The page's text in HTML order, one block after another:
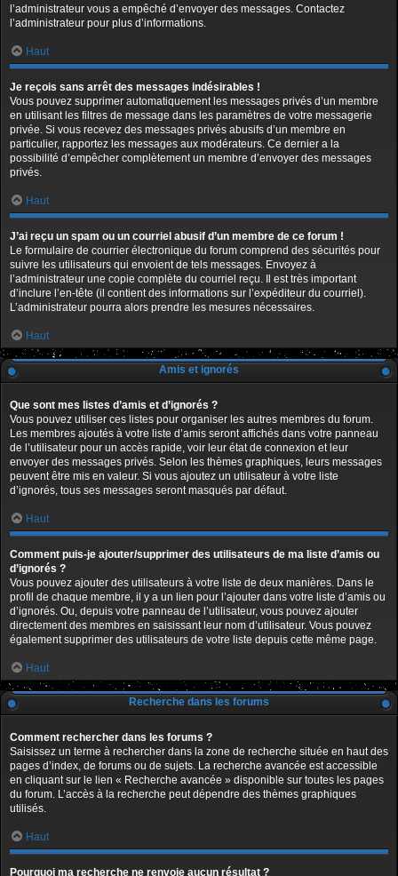
l’administrateur vous a empêché d’envoyer des messages. Contactez
l’administrateur pour plus d’informations.
Haut
Je reçois sans arrêt des messages indésirables !
Vous pouvez supprimer automatiquement les messages privés d’un membre
en utilisant les filtres de message dans les paramètres de votre messagerie
privée. Si vous recevez des messages privés abusifs d’un membre en
particulier, rapportez les messages aux modérateurs. Ce dernier a la
possibilité d’empêcher complètement un membre d’envoyer des messages
privés.
Haut
J’ai reçu un spam ou un courriel abusif d’un membre de ce forum !
Le formulaire de courrier électronique du forum comprend des sécurités pour
suivre les utilisateurs qui envoient de tels messages. Envoyez à
l’administrateur une copie complète du courriel reçu. Il est très important
d’inclure l’en-tête (il contient des informations sur l’expéditeur du courriel).
L’administrateur pourra alors prendre les mesures nécessaires.
Haut
Amis et ignorés
Que sont mes listes d’amis et d’ignorés ?
Vous pouvez utiliser ces listes pour organiser les autres membres du forum.
Les membres ajoutés à votre liste d’amis seront affichés dans votre panneau
de l’utilisateur pour un accès rapide, voir leur état de connexion et leur
envoyer des messages privés. Selon les thèmes graphiques, leurs messages
peuvent être mis en valeur. Si vous ajoutez un utilisateur à votre liste
d’ignorés, tous ses messages seront masqués par défaut.
Haut
Comment puis-je ajouter/supprimer des utilisateurs de ma liste d’amis ou
d’ignorés ?
Vous pouvez ajouter des utilisateurs à votre liste de deux manières. Dans le
profil de chaque membre, il y a un lien pour l’ajouter dans votre liste d’amis ou
d’ignorés. Ou, depuis votre panneau de l’utilisateur, vous pouvez ajouter
directement des membres en saisissant leur nom d’utilisateur. Vous pouvez
également supprimer des utilisateurs de votre liste depuis cette même page.
Haut
Recherche dans les forums
Comment rechercher dans les forums ?
Saisissez un terme à rechercher dans la zone de recherche située en haut des
pages d’index, de forums ou de sujets. La recherche avancée est accessible
en cliquant sur le lien « Recherche avancée » disponible sur toutes les pages
du forum. L’accès à la recherche peut dépendre des thèmes graphiques
utilisés.
Haut
Pourquoi ma recherche ne renvoie aucun résultat ?